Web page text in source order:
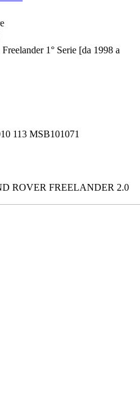
1° Serie [da 1998 a
113 MSB101071
ROVER FREELANDER 2.0